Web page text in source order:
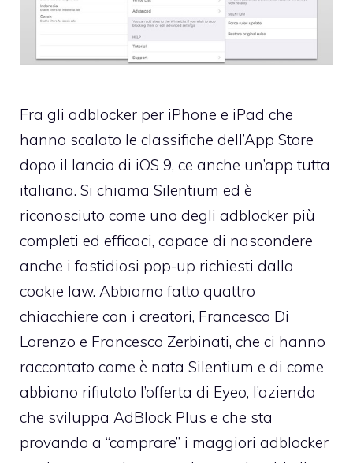
Fra gli adblocker per iPhone e iPad che
hanno scalato le classifiche dell’App Store
dopo il lancio di iOS 9, ce anche un’app tutta
italiana. Si chiama Silentium ed è
riconosciuto come uno degli adblocker più
completi ed efficaci, capace di nascondere
anche i fastidiosi pop-up richiesti dalla
cookie law. Abbiamo fatto quattro
chiacchiere con i creatori, Francesco Di
Lorenzo e Francesco Zerbinati, che ci hanno
raccontato come è nata Silentium e di come
abbiano rifiutato l’offerta di Eyeo, l’azienda
che sviluppa AdBlock Plus e che sta
provando a “comprare” i maggiori adblocker